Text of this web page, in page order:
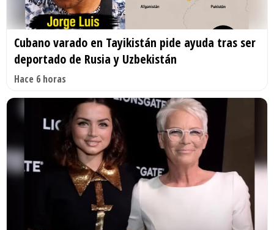
Cubano varado en Tayikistán pide ayuda tras ser
deportado de Rusia y Uzbekistán
Hace 6 horas